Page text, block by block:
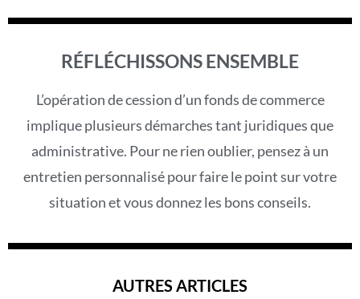
RÉFLÉCHISSONS ENSEMBLE
L’opération de cession d’un fonds de commerce
implique plusieurs démarches tant juridiques que
administrative. Pour ne rien oublier, pensez à un
entretien personnalisé pour faire le point sur votre
situation et vous donnez les bons conseils.
AUTRES ARTICLES